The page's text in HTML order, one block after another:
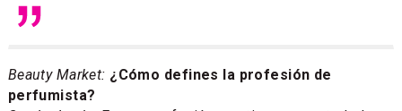
Beauty Market: ¿Cómo defines la profesión de
perfumista?